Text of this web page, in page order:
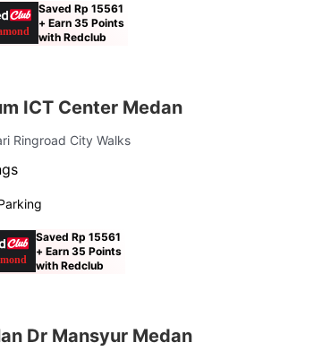
Saved Rp 15561
+ Earn 35 Points
with Redclub
ICT Center Medan
Ringroad City Walks
Saved Rp 15561
+ Earn 35 Points
with Redclub
Dr Mansyur Medan